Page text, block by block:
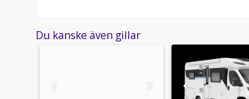
Du kanske även gillar